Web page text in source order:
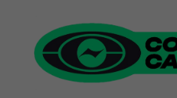
contenuto